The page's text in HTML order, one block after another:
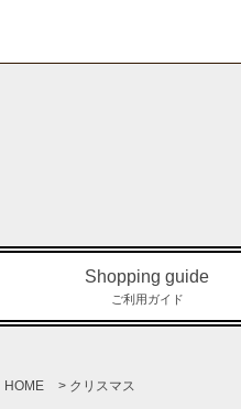
Shopping guide
ご利用ガイド
HOME > クリスマス